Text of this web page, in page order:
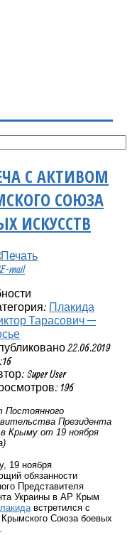
С АКТИВОМ
СОЮЗА
ИСКУССТВ
Плакида
Тарасович —
22.06.2019
Super User
196
Постоянного
Президента
Крыму от 19 ноября
19 ноября
обязанности
Представителя
Украины в АР Крым
встретился с
Союза боевых